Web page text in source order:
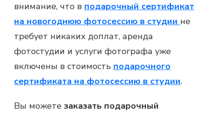
внимание, что в подарочный сертификат
на новогоднюю фотосессию в студии не
требует никаких доплат, аренда
фотостудии и услуги фотографа уже
включены в стоимость подарочного
сертификата на фотосессию в студии.
Вы можете заказать подарочный